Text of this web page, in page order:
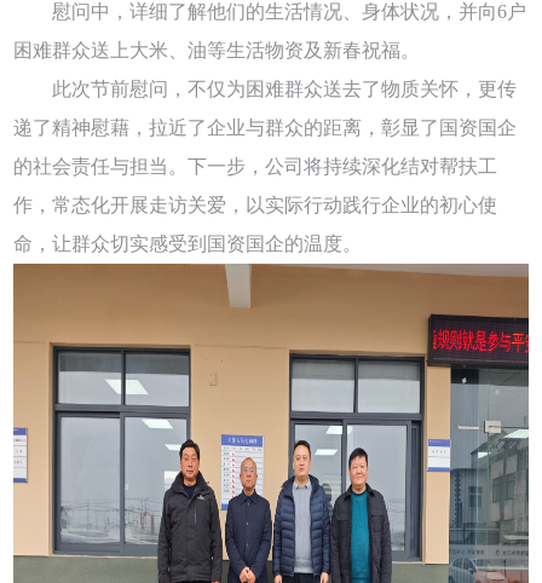
慰问中，详细了解他们的生活情况、身体状况，并向6户
困难群众送上大米、油等生活物资及新春祝福。
此次节前慰问，不仅为困难群众送去了物质关怀，更传
递了精神慰藉，拉近了企业与群众的距离，彰显了国资国企
的社会责任与担当。下一步，公司将持续深化结对帮扶工
作，常态化开展走访关爱，以实际行动践行企业的初心使
命，让群众切实感受到国资国企的温度。